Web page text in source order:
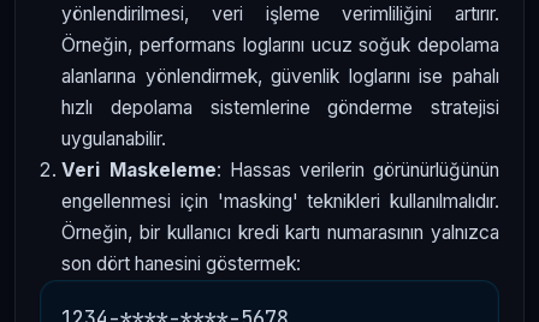
yönlendirilmesi, veri işleme verimliliğini artırır.
Örneğin, performans loglarını ucuz soğuk depolama
alanlarına yönlendirmek, güvenlik loglarını ise pahalı
hızlı depolama sistemlerine gönderme stratejisi
uygulanabilir.
Veri Maskeleme: Hassas verilerin görünürlüğünün
engellenmesi için 'masking' teknikleri kullanılmalıdır.
Örneğin, bir kullanıcı kredi kartı numarasının yalnızca
son dört hanesini göstermek: